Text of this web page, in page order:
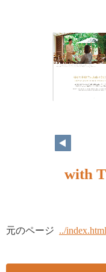
with
元のページ ../